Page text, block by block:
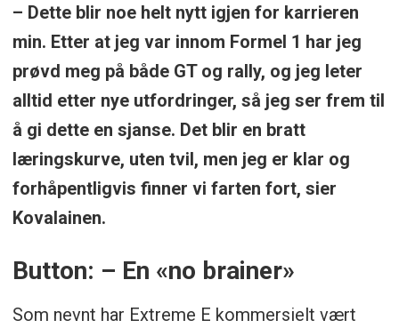
– Dette blir noe helt nytt igjen for karrieren
min. Etter at jeg var innom Formel 1 har jeg
prøvd meg på både GT og rally, og jeg leter
alltid etter nye utfordringer, så jeg ser frem til
å gi dette en sjanse. Det blir en bratt
læringskurve, uten tvil, men jeg er klar og
forhåpentligvis finner vi farten fort, sier
Kovalainen.
Button: – En «no brainer»
Som nevnt har Extreme E kommersielt vært